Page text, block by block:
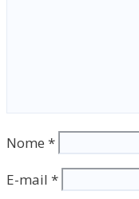
Nome *
E-mail *